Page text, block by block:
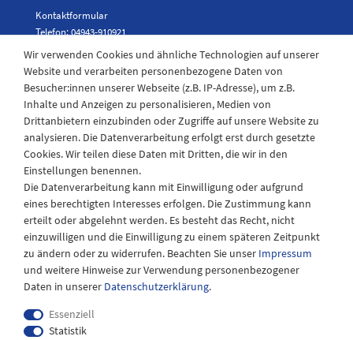
Kontaktformular
Telefon: 04943-910921
Laden Öffnungszeiten
Montag - Freitag
08:30 - 12:30 und 13.00 - 17.30 Uhr
Samstags
08:30 bis 12:30 Uhr
Wir verwenden Cookies und ähnliche Technologien auf unserer
Website und verarbeiten personenbezogene Daten von
Besucher:innen unserer Webseite (z.B. IP-Adresse), um z.B.
Inhalte und Anzeigen zu personalisieren, Medien von
Drittanbietern einzubinden oder Zugriffe auf unsere Website zu
analysieren. Die Datenverarbeitung erfolgt erst durch gesetzte
Cookies. Wir teilen diese Daten mit Dritten, die wir in den
Einstellungen benennen.
Die Datenverarbeitung kann mit Einwilligung oder aufgrund
eines berechtigten Interesses erfolgen. Die Zustimmung kann
erteilt oder abgelehnt werden. Es besteht das Recht, nicht
einzuwilligen und die Einwilligung zu einem späteren Zeitpunkt
zu ändern oder zu widerrufen. Beachten Sie unser Impressum
und weitere Hinweise zur Verwendung personenbezogener
Daten in unserer Daten­schutz­erklärung.
Essenziell
Statistik